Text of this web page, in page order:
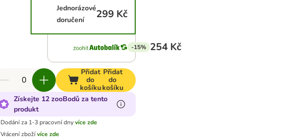
Jednorázové
doručení
299 Kč
-15% 254 Kč
Přidat
do
košíku
Přidat
do
košíku
Získejte 12 zooBodů za tento
produkt
Dodání za 1-3 pracovní dny více zde
Vrácení zbožívíce zde